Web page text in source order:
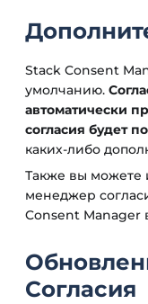
Stack Consent
умолчанию.
автоматически
согласия будет
каких-либо
Также вы можете
менеджер
Consent
Согласия